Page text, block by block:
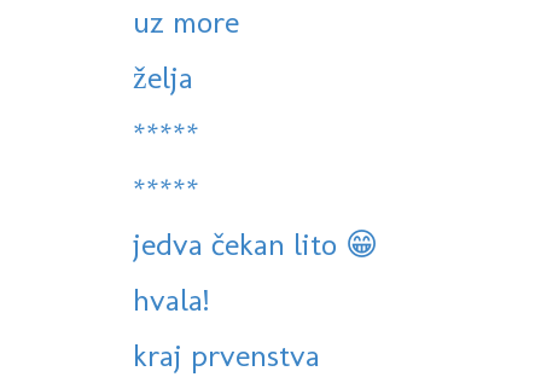
uz more
želja
*****
*****
jedva čekan lito 😁
hvala!
kraj prvenstva